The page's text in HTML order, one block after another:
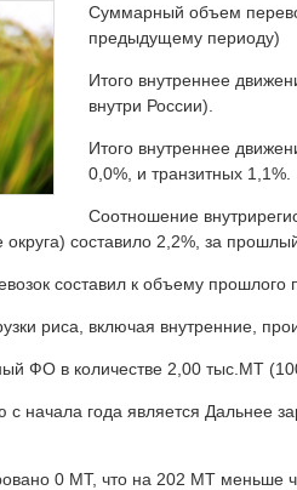
Суммарный объем
предыдущему периоду)
Итого внутреннее
внутри России).
Итого внутреннее
0,0%, и транзитных 1,1%.
Соотношение
составило 2,2%, за
составил к объему прошлого
риса, включая внутренние,
ФО в количестве 2,00 тыс.МТ
с начала года является
0 МТ, что на 202 МТ меньше